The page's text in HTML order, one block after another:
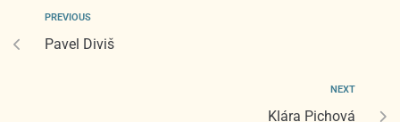
PREVIOUS
Pavel Diviš
NEXT
Klára Pichová